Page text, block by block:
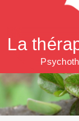
La